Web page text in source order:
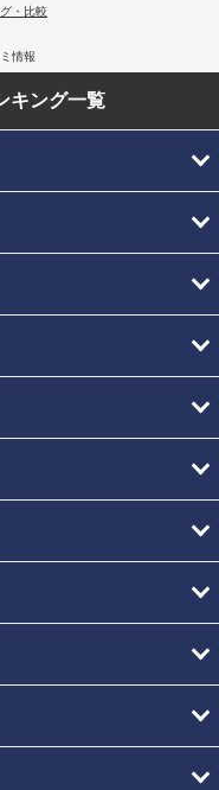
・比較
情報
キング一覧